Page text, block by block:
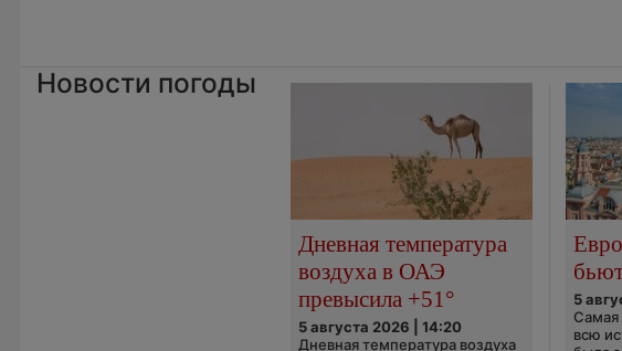
Новости погоды
Дневная температура
воздуха в ОАЭ
превысила +51°
5 августа 2026 | 14:20
Дневная температура воздуха
5
Самая
всю